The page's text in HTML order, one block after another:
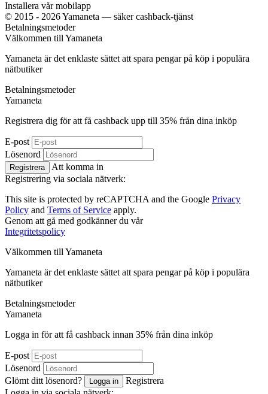
Installera vår mobilapp
© 2015 - 2026 Yamaneta — säker cashback-tjänst
Betalningsmetoder
Välkommen till Yamaneta
Yamaneta är det enklaste sättet att spara pengar på köp i populära
nätbutiker
Betalningsmetoder
Yamaneta
Registrera dig för att få cashback upp till 35% från dina inköp
E-post
Lösenord
Registrera
Att komma in
Registrering via sociala nätverk:
This site is protected by reCAPTCHA and the Google Privacy
Policy and Terms of Service apply.
Genom att gå med godkänner du vår
Integritetspolicy
Välkommen till Yamaneta
Yamaneta är det enklaste sättet att spara pengar på köp i populära
nätbutiker
Betalningsmetoder
Yamaneta
Logga in för att få cashback innan 35% från dina inköp
E-post
Lösenord
Glömt ditt lösenord?
Logga in
Registrera